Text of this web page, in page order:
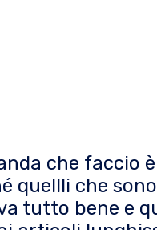
che faccio
quellli che
tutto bene e